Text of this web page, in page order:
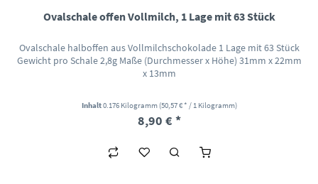
Ovalschale offen Vollmilch, 1 Lage mit 63 Stück
Ovalschale halboffen aus Vollmilchschokolade 1 Lage mit 63 Stück
Gewicht pro Schale 2,8g Maße (Durchmesser x Höhe) 31mm x 22mm
x 13mm
Inhalt0.176 Kilogramm (50,57 € * / 1 Kilogramm)
8,90 € *